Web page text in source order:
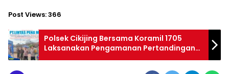
Post Views:366
Polsek Cikijing Bersama Koramil 1705
Laksanakan Pengamanan Pertandingan
Sepak Bola SU-CI Cup 2025